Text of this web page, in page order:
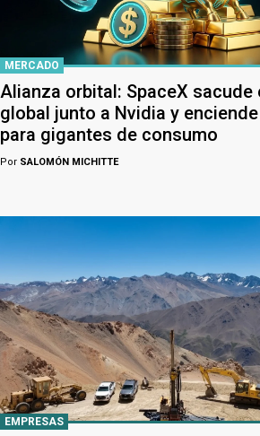
MERCADO
Alianza orbital: SpaceX sacude
global junto a Nvidia y
para gigantes de consumo
Por SALOMÓN MICHITTE
EMPRESAS